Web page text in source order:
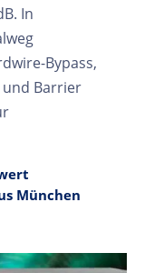
In
Bypass,
und Barrier
München